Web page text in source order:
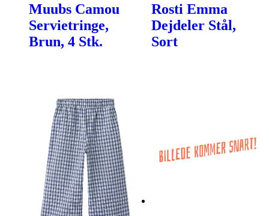
Muubs Camou
Servietringe,
Brun, 4 Stk.
Rosti Emma
Dejdeler Stål,
Sort